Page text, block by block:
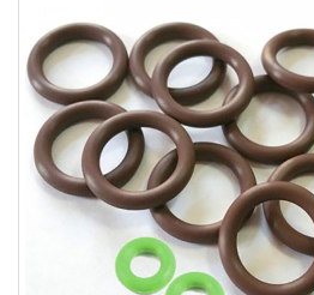
Pvs Tekeri
TKR-001